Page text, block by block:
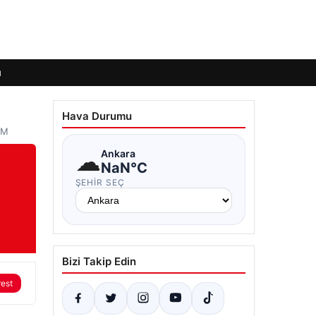
Hava Durumu
☁Ankara
NaN°C
ŞEHIR SEÇ
Bizi Takip Edin